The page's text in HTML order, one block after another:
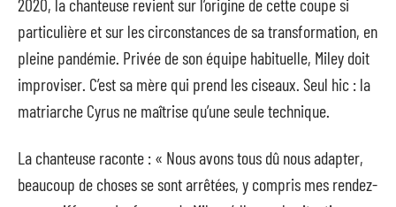
2020, la chanteuse revient sur l’origine de cette coupe si
particulière et sur les circonstances de sa transformation, en
pleine pandémie. Privée de son équipe habituelle, Miley doit
improviser. C’est sa mère qui prend les ciseaux. Seul hic : la
matriarche Cyrus ne maîtrise qu’une seule technique.
La chanteuse raconte : « Nous avons tous dû nous adapter,
beaucoup de choses se sont arrêtées, y compris mes rendez-